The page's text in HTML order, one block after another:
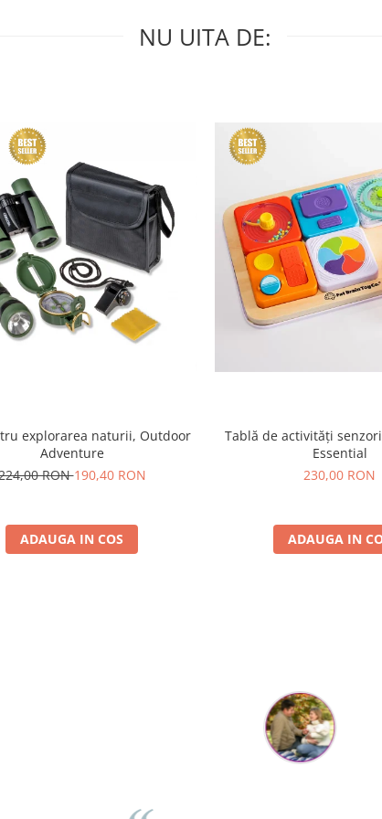
NU UITA DE:
explorarea naturii, Outdoor
Adventure
RON190,40 RON
ADAUGA IN COS
Tablă de activități
Essential
230,00 RON
ADAUGA IN